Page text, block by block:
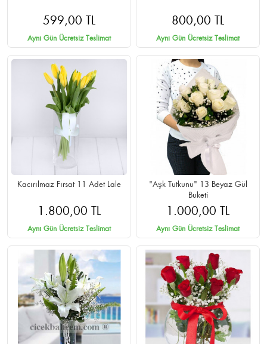
599,00 TL
Aynı Gün Ücretsiz Teslimat
800,00 TL
Aynı Gün Ücretsiz Teslimat
Kacırılmaz Fırsat 11 Adet Lale
1.800,00 TL
Aynı Gün Ücretsiz Teslimat
"Aşk Tutkunu" 13 Beyaz Gül
Buketi
1.000,00 TL
Aynı Gün Ücretsiz Teslimat